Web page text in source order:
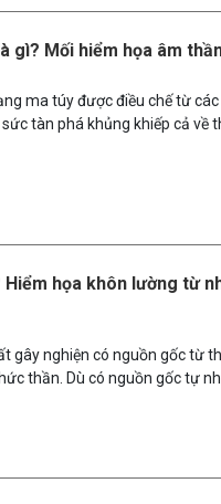
gì? Mối hiểm họa âm
ma túy được điều chế từ
tàn phá khủng khiếp cả về
họa khôn lường từ
gây nghiện có nguồn gốc từ
thần. Dù có nguồn gốc tự